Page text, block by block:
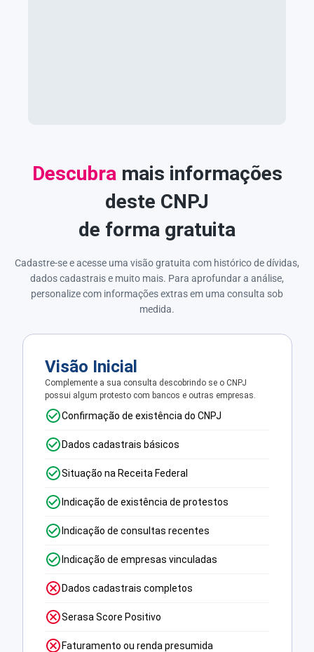
Descubramais informações
deste CNPJ
de forma gratuita
Cadastre-se e acesse uma visão gratuita com histórico de dívidas,
dados cadastrais e muito mais. Para aprofundar a análise,
personalize com informações extras em uma consulta sob
medida.
Visão Inicial
Complemente a sua consulta descobrindo se o CNPJ
possui algum protesto com bancos e outras empresas.
Confirmação de existência do CNPJ
Dados cadastrais básicos
Situação na Receita Federal
Indicação de existência de protestos
Indicação de consultas recentes
Indicação de empresas vinculadas
Dados cadastrais completos
Serasa Score Positivo
Faturamento ou renda presumida